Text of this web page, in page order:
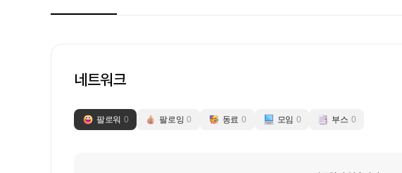
네트워크
팔로워 0 팔로잉 0 동료 0 모임 0 부스 0